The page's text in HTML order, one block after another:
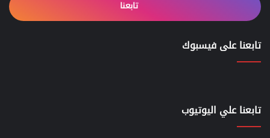
تابعنا
تابعنا على فيسبوك
تابعنا علي اليوتيوب